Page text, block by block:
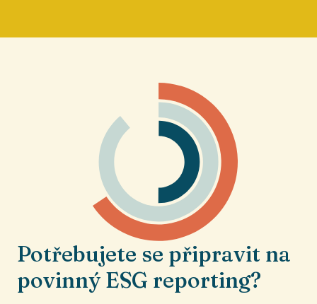
Potřebujete se připravit na
povinný ESG reporting?